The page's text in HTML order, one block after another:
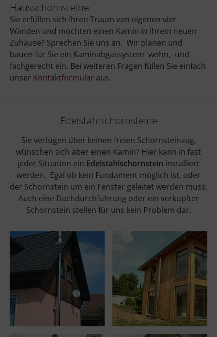
Hausschornsteine
Sie erfüllen sich Ihren Traum von eigenen vier
Wänden und möchten einen Kamin in Ihrem neuen
Zuhause? Sprechen Sie uns an. Wir planen und
bauen für Sie ein Kaminabgassystem wohn,- und
fachgerecht ein. Bei weiteren Fragen füllen Sie einfach
unser Kontaktformular aus.
Edelstahlschornsteine
Sie verfügen über keinen freien Schornsteinzug,
wünschen sich aber einen Kamin? Hier kann in fast
jeder Situation ein Edelstahlschornstein installiert
werden. Egal ob kein Fundament möglich ist, oder
der Schornstein um ein Fenster geleitet werden muss.
Auch eine Dachdurchführung oder ein verkupfter
Schornstein stellen für uns kein Problem dar.